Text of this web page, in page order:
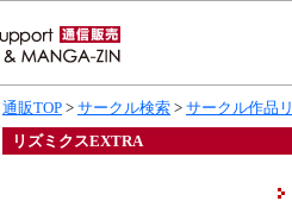
通販TOP > サークル検索 > サークル作品
リズミクスEXTRA